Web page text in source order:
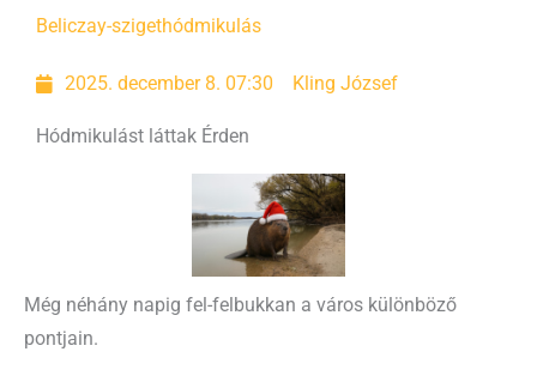
Beliczay-szigethódmikulás
2025. december 8. 07:30 Kling József
Hódmikulást láttak Érden
Még néhány napig fel-felbukkan a város különböző
pontjain.